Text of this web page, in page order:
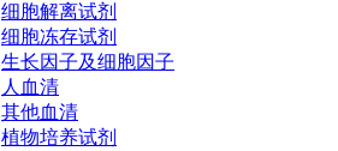
细胞解离试剂
细胞冻存试剂
生长因子及细胞因子
人血清
其他血清
植物培养试剂